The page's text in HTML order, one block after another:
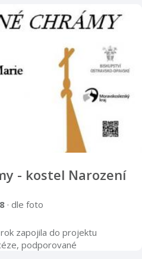
je paní PhDr. Libuše
v hodinách určených
- kostel Narození
· dle foto
zapojila do projektu
podporované